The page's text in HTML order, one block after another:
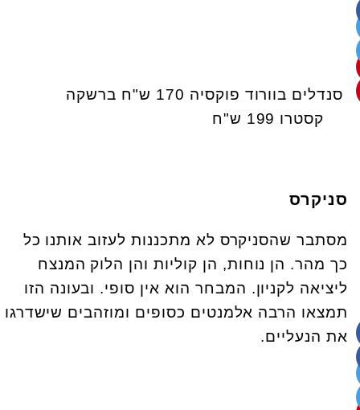
סנדלים בוורוד פוקסיה 170 ש"ח ברשקה
קסטרו 199 ש"ח
סניקרס
מסתבר שהסניקרס לא מתכננות לעזוב אותנו כל
כך מהר. הן נוחות, הן קוליות והן הלוק המנצח
ליציאה לקניון. המבחר הוא אין סופי. ובעונה הזו
תמצאו הרבה אלמנטים כסופים ומוזהבים שישדרגו
את הנעליים.